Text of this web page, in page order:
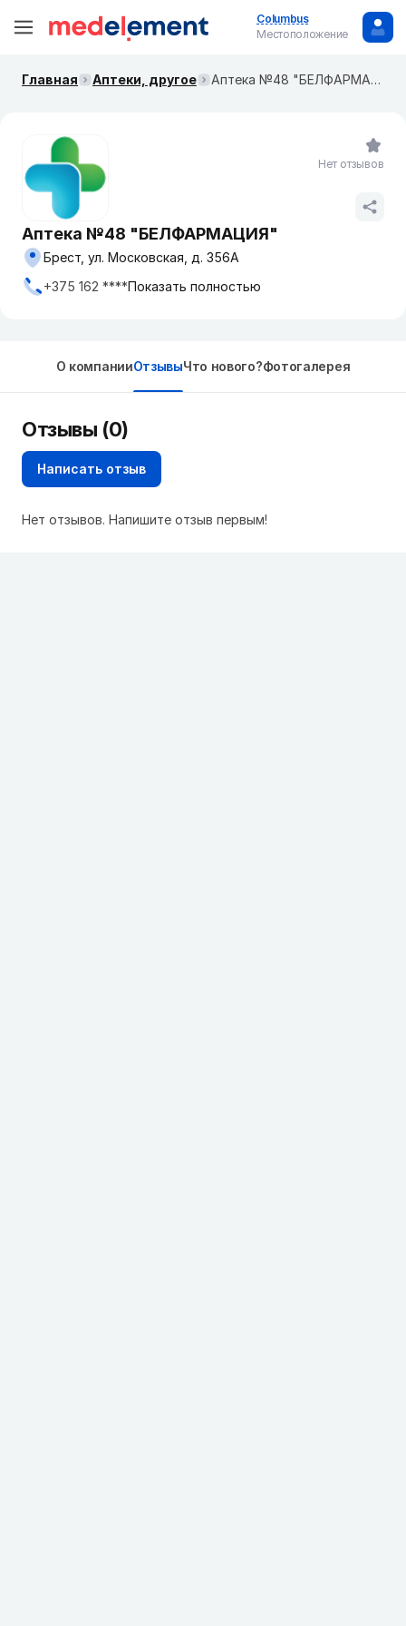
Columbus
Местоположение
Главная Аптеки, другое Аптека №48 "БЕЛФАРМАЦИЯ"
Аптека №48 "БЕЛФАРМАЦИЯ"
Брест, ул. Московская, д. 356А
+375 162 ****Показать полностью
Нет отзывов
О компанииОтзывыЧто нового?Фотогалерея
Отзывы (0)
Написать отзыв
Нет отзывов. Напишите отзыв первым!